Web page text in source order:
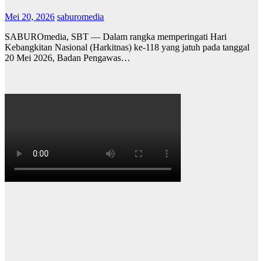
Mei 20, 2026 saburomedia
SABUROmedia, SBT — Dalam rangka memperingati Hari
Kebangkitan Nasional (Harkitnas) ke-118 yang jatuh pada tanggal
20 Mei 2026, Badan Pengawas…